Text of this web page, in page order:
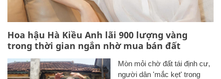
Hoa hậu Hà Kiều Anh lãi 900 lượng vàng
trong thời gian ngắn nhờ mua bán đất
Mòn mỏi chờ đất tái định cư,
người dân 'mắc kẹt' trong